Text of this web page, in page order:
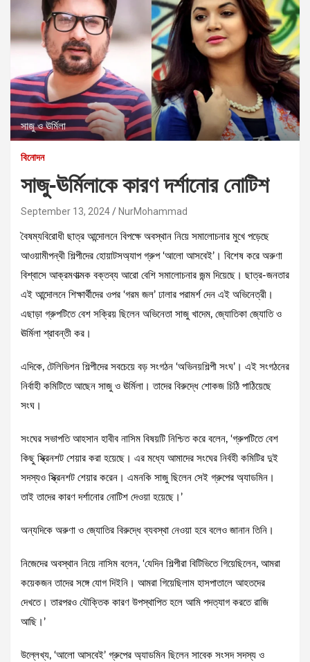
সাজু ও ঊর্মিলা
বিনোদন
সাজু-ঊর্মিলাকে কারণ দর্শানোর নোটিশ
September 13, 2024 NurMohammad
বৈষম্যবিরোধী ছাত্র আন্দোলনে বিপক্ষে অবস্থান নিয়ে সমালোচনার মুখে পড়েছে
আওয়ামীপন্থী শিল্পীদের হোয়াটসঅ্যাপ গ্রুপ ‘আলো আসবেই’। বিশেষ করে অরুণা
বিশ্বাসে আক্রমণাত্মক বক্তব্য আরো বেশি সমালোচনার জন্ম দিয়েছে। ছাত্র-জনতার
এই আন্দোলনে শিক্ষার্থীদের ওপর ‘গরম জল’ ঢালার পরামর্শ দেন এই অভিনেত্রী।
এছাড়া গ্রুপটিতে বেশ সক্রিয় ছিলেন অভিনেতা সাজু খাদেম, জ্যোতিকা জ্যোতি ও
ঊর্মিলা শ্রাবন্তী কর।
এদিকে, টেলিভিশন শিল্পীদের সবচেয়ে বড় সংগঠন ‘অভিনয়শিল্পী সংঘ’। এই সংগঠনের
নির্বাহী কমিটিতে আছেন সাজু ও ঊর্মিলা। তাদের বিরুদ্ধে শোকজ চিঠি পাঠিয়েছে
সংঘ।
সংঘের সভাপতি আহসান হাবীব নাসিম বিষয়টি নিশ্চিত করে বলেন, ‘গ্রুপটিতে বেশ
কিছু স্ক্রিনশট শেয়ার করা হয়েছে। এর মধ্যে আমাদের সংঘের নির্বহী কমিটির দুই
সদস্যও স্ক্রিনশট শেয়ার করেন। এমনকি সাজু ছিলেন সেই গ্রুপের অ্যাডমিন।
তাই তাদের কারণ দর্শানোর নোটিশ দেওয়া হয়েছে।’
অন্যদিকে অরুণা ও জ্যোতির বিরুদ্ধে ব্যবস্থা নেওয়া হবে বলেও জানান তিনি।
নিজেদের অবস্থান নিয়ে নাসিম বলেন, ‘যেদিন শিল্পীরা বিটিভিতে গিয়েছিলেন, আমরা
কয়েকজন তাদের সঙ্গে যোগ দিইনি। আমরা গিয়েছিলাম হাসপাতালে আহতদের
দেখতে। তারপরও যৌক্তিক কারণ উপস্থাপিত হলে আমি পদত্যাগ করতে রাজি
আছি।’
উল্লেখ্য, ‘আলো আসবেই’ গ্রুপের অ্যাডমিন ছিলেন সাবেক সংসদ সদস্য ও